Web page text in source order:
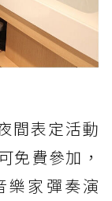
間表定活動
免費參加，
樂家彈奏演